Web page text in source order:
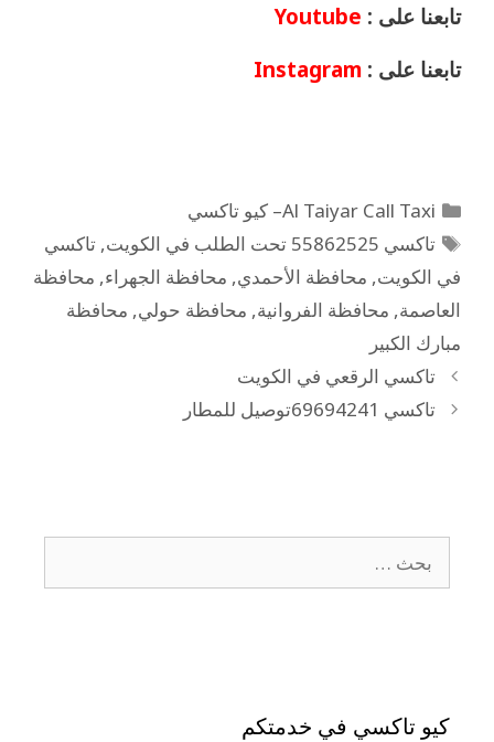
تابعنا على : Youtube
تابعنا على : Instagram
Al Taiyar Call Taxi– كيو تاكسي
تاكسي 55862525 تحت الطلب في الكويت
,تاكسي
في الكويت, محافظة الأحمدي, محافظة الجهراء, محافظة
العاصمة, محافظة الفروانية, محافظة حولي, محافظة
مبارك الكبير
تاكسي الرقعي في الكويت
تاكسي 69694241توصيل للمطار
كيو تاكسي في خدمتكم